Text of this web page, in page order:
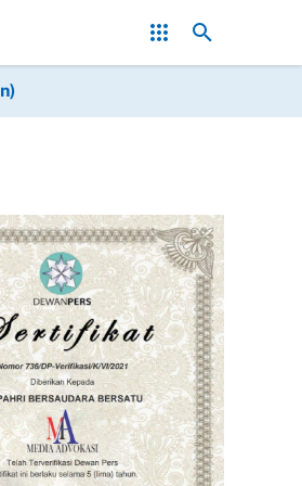
Beri Penjelasan Terkait Penanganan